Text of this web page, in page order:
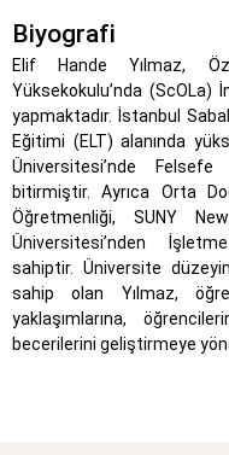
Biyografi
Elif Hande Yılmaz,
Yüksekokulu’nda
yapmaktadır. İstanbul
Eğitimi (ELT) alanında
Üniversitesi’nde
bitirmiştir. Ayrıca Orta
Öğretmenliği, SUNY
Üniversitesi’nden
sahiptir. Üniversite
sahip olan Yılmaz,
yaklaşımlarına,
becerilerini geliştirmeye